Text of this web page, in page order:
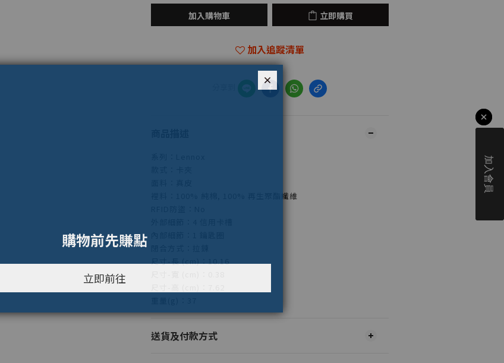
加入購物車 立即購買
加入追蹤清單
裡料：100% 純棉, 100% 再生聚酯纖維
尺寸-長 (cm)：10.16
送貨及付款方式